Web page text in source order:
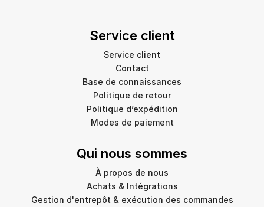
Service client
Service client
Contact
Base de connaissances
Politique de retour
Politique d’expédition
Modes de paiement
Qui nous sommes
À propos de nous
Achats & Intégrations
Gestion d'entrepôt & exécution des commandes